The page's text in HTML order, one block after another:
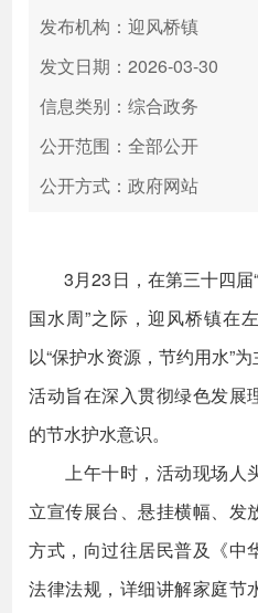
高效办成一件事
发布机构：迎风桥镇
发文日期：2026-03-30
信息类别：综合政务
公开范围：全部公开
公开方式：政府网站
3月23日，在第三十四届“
国水周”之际，迎风桥镇在
以“保护水资源，节约用水”
活动旨在深入贯彻绿色发展
的节水护水意识。
上午十时，活动现场人
立宣传展台、悬挂横幅、发
方式，向过往居民普及《中
法律法规，详细讲解家庭节